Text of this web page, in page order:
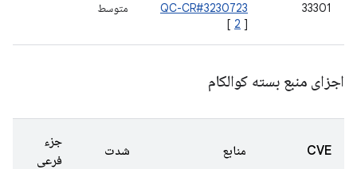
33301
QC-CR#3230723
[ 2 ]
متوسط
اجزای منبع بسته کوالکام
CVE منابع شدت
جزء
فرعی